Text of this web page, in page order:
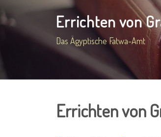
Errichten von
Das Ägyptische Fatwa-Amt
Errichten von